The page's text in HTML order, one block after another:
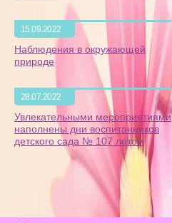
15.09.2022
Наблюдения в окружающей
природе
28.07.2022
Увлекательными мероприятиями
наполнены дни воспитанников
детского сада № 107 летом